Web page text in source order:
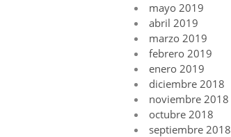
mayo 2019
abril 2019
marzo 2019
febrero 2019
enero 2019
diciembre 2018
noviembre 2018
octubre 2018
septiembre 2018